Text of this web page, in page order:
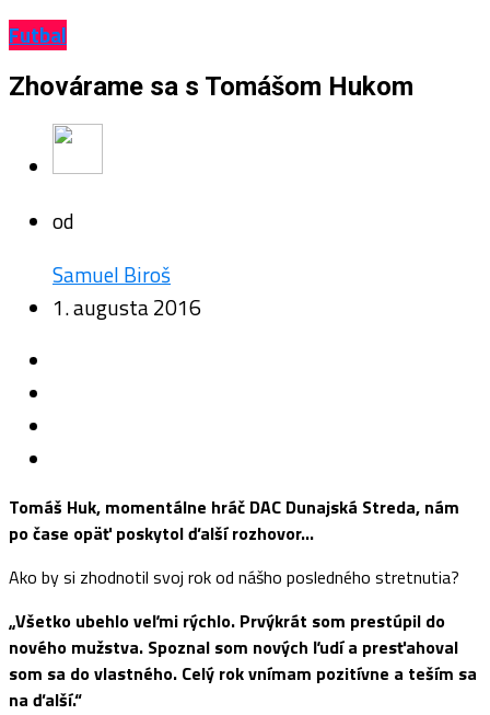
Futbal
Zhovárame sa s Tomášom Hukom
od
Samuel Biroš
1. augusta 2016
Tomáš Huk, momentálne hráč DAC Dunajská Streda, nám
po čase opäť poskytol ďalší rozhovor…
Ako by si zhodnotil svoj rok od nášho posledného stretnutia?
„Všetko ubehlo veľmi rýchlo. Prvýkrát som prestúpil do
nového mužstva. Spoznal som nových ľudí a presťahoval
som sa do vlastného. Celý rok vnímam pozitívne a teším sa
na ďalší.“